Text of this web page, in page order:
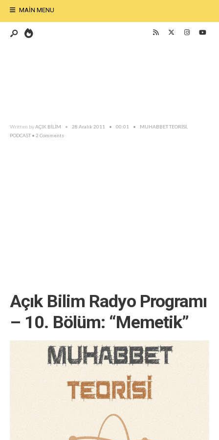
MAIN MENU
Written byAÇIK BİLİM • 28 Aralık 2011 • 00:01 • MUHABBET TEORİSİ
PODCAST • 2 Comments
Açık Bilim Radyo Programı
– 10. Bölüm: “Memetik”